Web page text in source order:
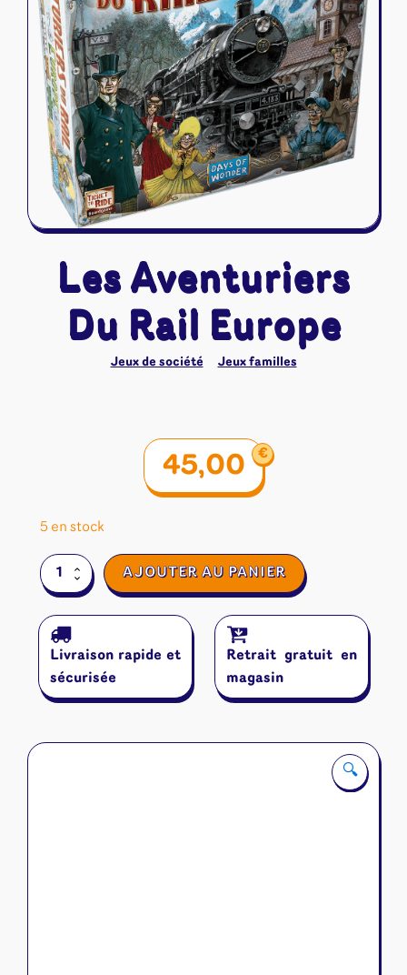
Naruto Mythos
Autres
Tapis de jeu
🔍
Les Aventuriers
Du Rail Europe
Jeux de société Jeux familles
45,00 €
5 en stock
quantité
de
Aventuriers
Du
Rail
Europe
AJOUTER AU PANIER
Livraison rapide et
sécurisée
Retrait gratuit en
magasin